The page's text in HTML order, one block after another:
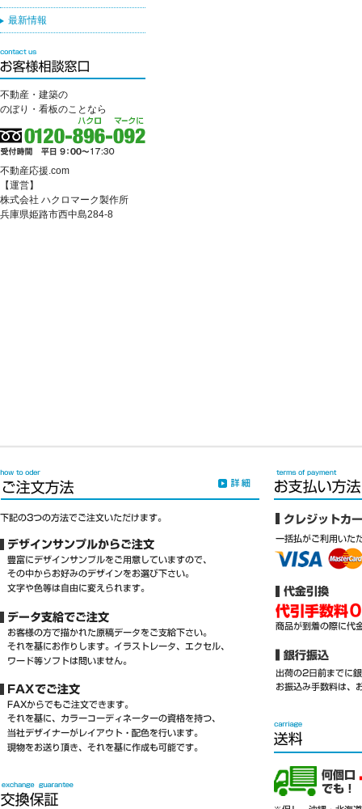
最新情報
不動産・建築の
のぼり・看板のことなら
不動産応援.com
【運営】
株式会社 ハクロマーク製作所
兵庫県姫路市西中島284-8